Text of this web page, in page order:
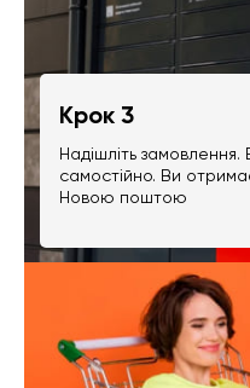
Крок 3
Надішліть
самостійно. Ви
Новою поштою